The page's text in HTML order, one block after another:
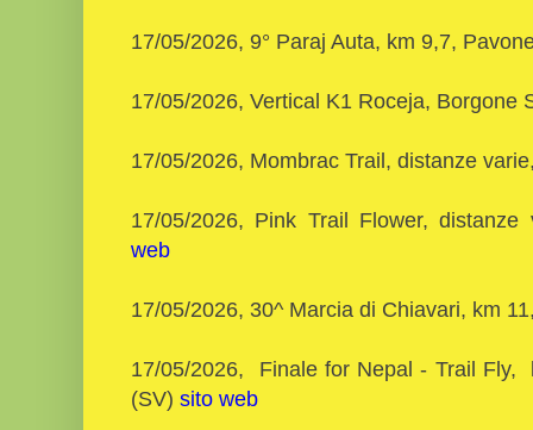
17/05/2026, 9° Paraj Auta, km 9,7,
17/05/2026, Vertical K1 Roceja, Borgone
17/05/2026, Mombrac Trail, distanze
17/05/2026, Pink Trail Flower,
web
17/05/2026, 30^ Marcia di Chiavari, km
17/05/2026, Finale for Nepal - Trail Fly,
(SV) sito web